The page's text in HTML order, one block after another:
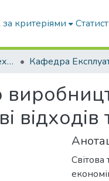
критеріями
Факультет Механіко-технологічний